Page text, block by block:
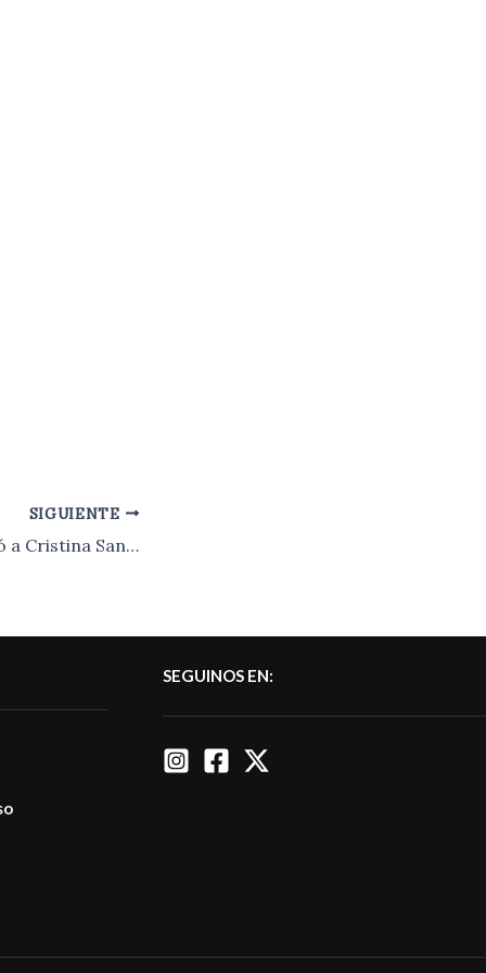
SIGUIENTE
El jurado condenó a Cristina Santillán por lesiones gravísimas, y este lunes a las 10 se conocerá la pena impuesta.-
SEGUINOS EN: